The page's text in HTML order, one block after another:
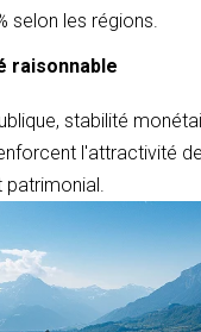
selon les régions.
raisonnable
stabilité
l'attractivité